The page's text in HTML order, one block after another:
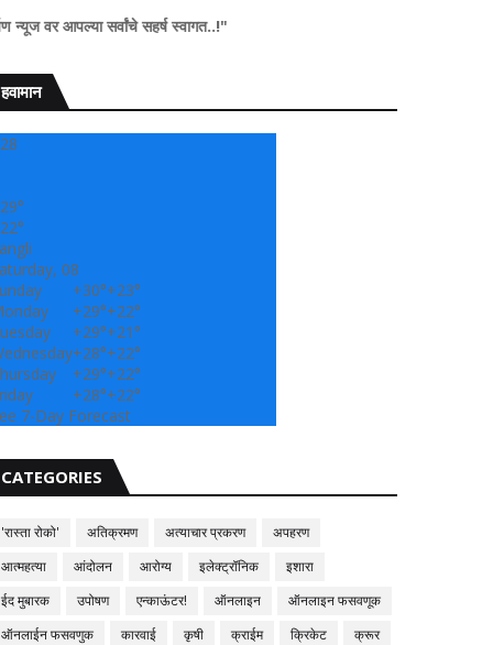
सर्वांचे सहर्ष स्वागत..!"
हवामान
28
29°
22°
08
+30°+23°
+29°+22°
+29°+21°
+28°+22°
+29°+22°
+28°+22°
7-Day Forecast
CATEGORIES
'रास्ता रोको' अतिक्रमण अत्याचार प्रकरण
अपहरण
आत्महत्या
आंदोलन आरोग्य इलेक्ट्रॉनिक
इशारा
ईद मुबारक
उपोषण एन्काऊंटर! ऑनलाइन
ऑनलाइन फसवणूक
ऑनलाईन फसवणुक
कारवाई कृषी क्राईम क्रिकेट
क्रूर